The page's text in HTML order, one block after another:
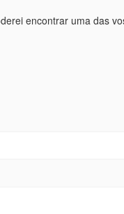
encontrar uma das